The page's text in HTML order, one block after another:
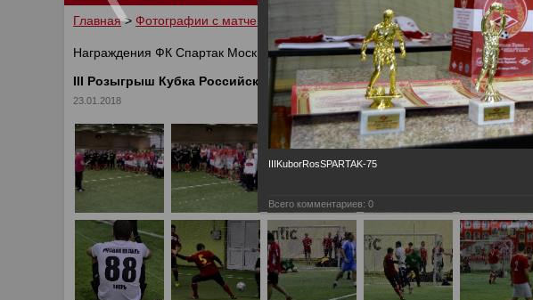
Главная> Фотографии с матчей Спартака, Сборной Росиии Награждения>
Награждения ФК Спартак Москва
III Розыгрыш Кубка Российского "Спартака"
23.01.2018
IIIKuborRosSPARTAK-75
Всего комментариев: 0